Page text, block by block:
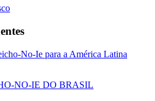
No-Ie para a América Latina
NO-IE DO BRASIL